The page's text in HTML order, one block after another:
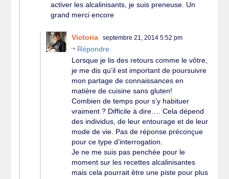
activer les alcalinisants, je suis preneuse. Un
grand merci encore
Victoria septembre 21, 2014 5:52 pm
Répondre
Lorsque je lis des retours comme le vôtre,
je me dis qu’il est important de poursuivre
mon partage de connaissances en
matière de cuisine sans gluten!
Combien de temps pour s’y habituer
vraiment ? Difficile à dire…. Cela dépend
des individus, de leur entourage et de leur
mode de vie. Pas de réponse préconçue
pour ce type d’interrogation.
Je ne me suis pas penchée pour le
moment sur les recettes alcalinisantes
mais cela pourrait être une piste pour plus